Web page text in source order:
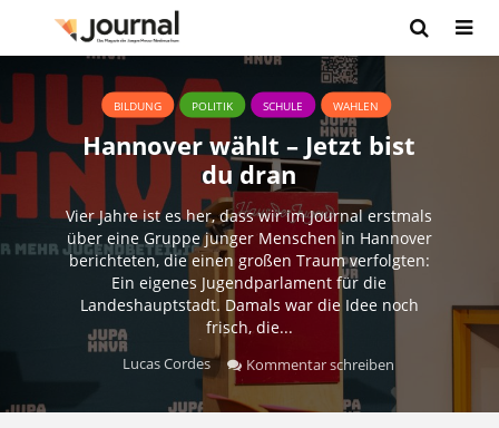
BILDUNG POLITIK SCHULE WAHLEN
Hannover wählt – Jetzt bist
du dran
Vier Jahre ist es her, dass wir im Journal erstmals
über eine Gruppe junger Menschen in Hannover
berichteten, die einen großen Traum verfolgten:
Ein eigenes Jugendparlament für die
Landeshauptstadt. Damals war die Idee noch
frisch, die...
Lucas Cordes Kommentar schreiben